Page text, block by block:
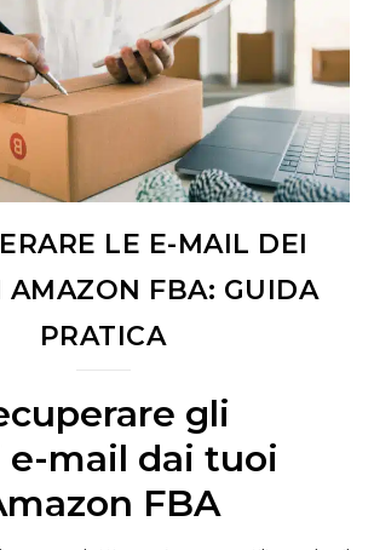
LE E-MAIL DEI
AMAZON FBA: GUIDA
PRATICA
gli
e-mail dai tuoi
FBA